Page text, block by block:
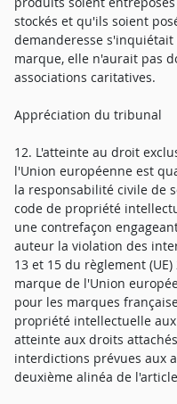
stockés et qu'ils soient
demanderesse
marque, elle n'aurait pas
associations caritatives.
Appréciation du tribunal
12. L'atteinte au droit
l'Union européenne est
la responsabilité civile de
code de propriété
une contrefaçon
auteur la violation des
13 et 15 du règlement
marque de l'Union
pour les marques
propriété intellectuelle
atteinte aux droits
interdictions prévues aux
deuxième alinéa de